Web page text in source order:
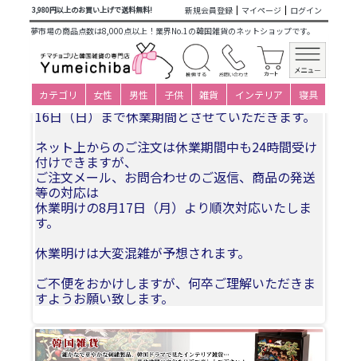
3,980円以上のお買い上げで送料無料! 新規会員登録 マイページ
ログイン
夢市場の商品点数は8,000点以上！業界No.1の韓国雑貨のネットショップです。
カテゴリ 女性 男性 子供 雑貨 インテリア 寝具
商品カテゴリ一覧>韓国雑貨 婚礼用品> 韓国無形文化財作
品 オルレピッときくし櫛・つげくし櫛
夏季休業についてお知らせ
誠に勝手ながら、2026年8月11日(火)〜2026年8月
16日（日）まで休業期間とさせていただきます。
ネット上からのご注文は休業期間中も24時間受け
付けできますが、
ご注文メール、お問合わせのご返信、商品の発送
等の対応は
休業明けの8月17日（月）より順次対応いたしま
す。
休業明けは大変混雑が予想されます。
ご不便をおかけしますが、何卒ご理解いただきま
すようお願い致します。